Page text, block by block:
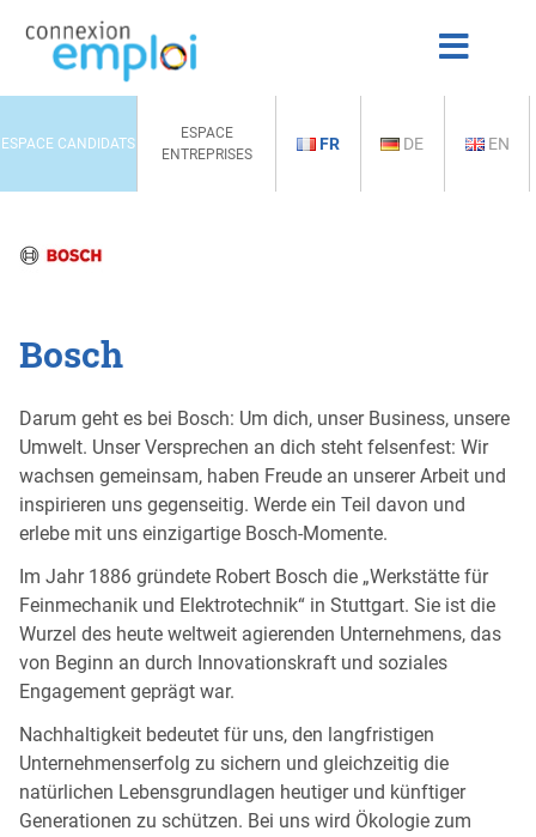
ESPACE CANDIDATS
ESPACE
ENTREPRISES
FR DE EN
Bosch
Darum geht es bei Bosch: Um dich, unser Business, unsere
Umwelt. Unser Versprechen an dich steht felsenfest: Wir
wachsen gemeinsam, haben Freude an unserer Arbeit und
inspirieren uns gegenseitig. Werde ein Teil davon und
erlebe mit uns einzigartige Bosch-Momente.
Im Jahr 1886 gründete Robert Bosch die „Werkstätte für
Feinmechanik und Elektrotechnik“ in Stuttgart. Sie ist die
Wurzel des heute weltweit agierenden Unternehmens, das
von Beginn an durch Innovationskraft und soziales
Engagement geprägt war.
Nachhaltigkeit bedeutet für uns, den langfristigen
Unternehmenserfolg zu sichern und gleichzeitig die
natürlichen Lebensgrundlagen heutiger und künftiger
Generationen zu schützen. Bei uns wird Ökologie zum